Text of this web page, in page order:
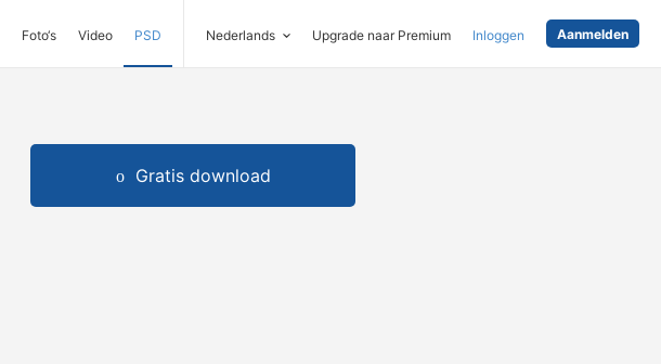
Foto‘s Video PSD Nederlands Upgrade naar Premium Inloggen Aanmelden
Gratis download